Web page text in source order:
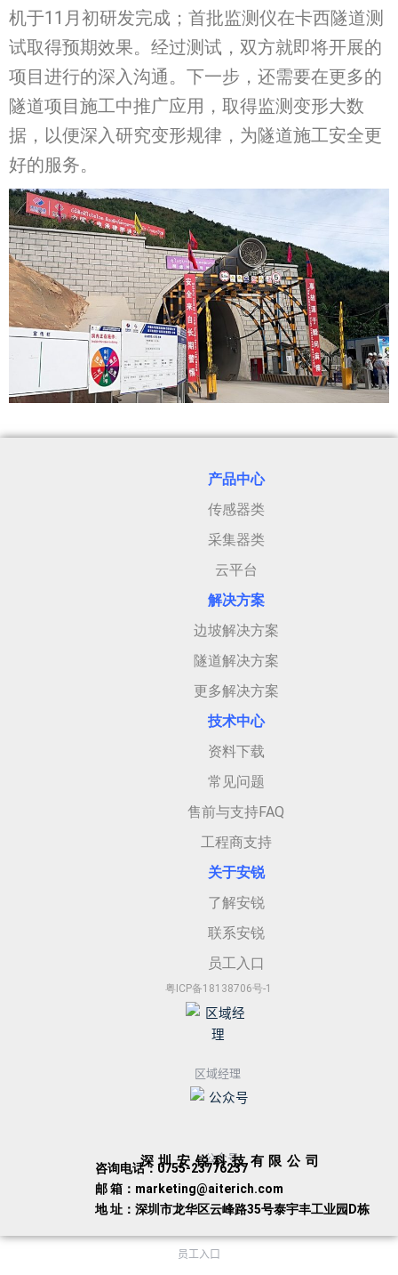
机于11月初研发完成；首批监测仪在卡西隧道测
试取得预期效果。经过测试，双方就即将开展的
项目进行的深入沟通。下一步，还需要在更多的
隧道项目施工中推广应用，取得监测变形大数
据，以便深入研究变形规律，为隧道施工安全更
好的服务。
产品中心
传感器类
采集器类
云平台
解决方案
边坡解决方案
隧道解决方案
更多解决方案
技术中心
资料下载
常见问题
售前与支持FAQ
工程商支持
关于安锐
了解安锐
联系安锐
员工入口
粤ICP备18138706号-1
区域经理
公众号
深圳安锐科技有限公司
咨询电话：0755-23776237
邮 箱：marketing@aiterich.com
地 址：深圳市龙华区云峰路35号泰宇丰工业园D栋
员工入口